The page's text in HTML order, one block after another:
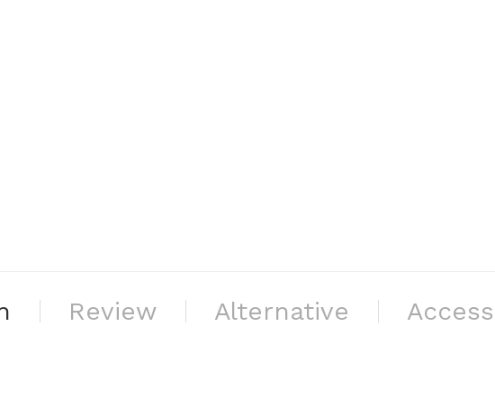
Review Alternative